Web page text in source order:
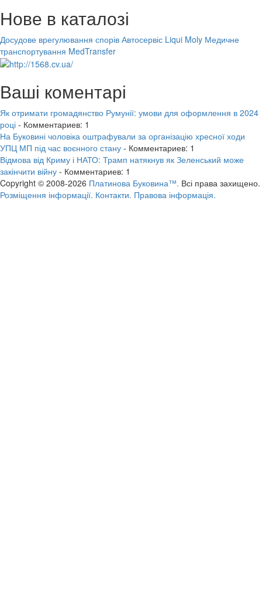
Нове в каталозі
Досудове врегулювання спорів Автосервіс Liqui Moly Медичне
транспортування MedTransfer
Ваші коментарі
Як отримати громадянство Румунії: умови для оформлення в 2024
році - Комментариев: 1
На Буковині чоловіка оштрафували за організацію хресної ходи
УПЦ МП під час воєнного стану - Комментариев: 1
Відмова від Криму і НАТО: Трамп натякнув як Зеленський може
закінчити війну - Комментариев: 1
Copyright © 2008-2026 Платинова Буковина™. Всі права захищено.
Розміщення інформації. Контакти. Правова інформація.